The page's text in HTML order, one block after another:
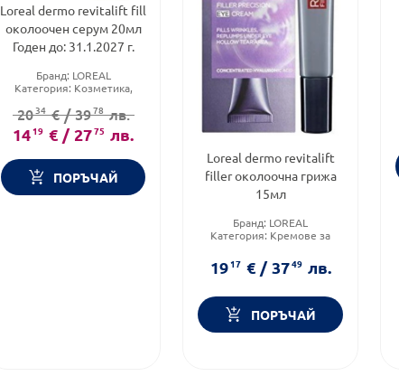
Loreal dermo revitalift fill
околоочен серум 20мл
Годен до: 31.1.2027 г.
Бранд: LOREAL
Категория: Козметика,
Продуктова линия:
REVITALIFT
2034€ / 3978лв.
1419 € / 2775 лв.
ПОРЪЧАЙ
Loreal dermo revitalift
filler околоочна грижа
15мл
Бранд: LOREAL
Категория: Кремове за
Тип козметика:Масова
козметика
1917 € / 3749 лв.
ПОРЪЧАЙ